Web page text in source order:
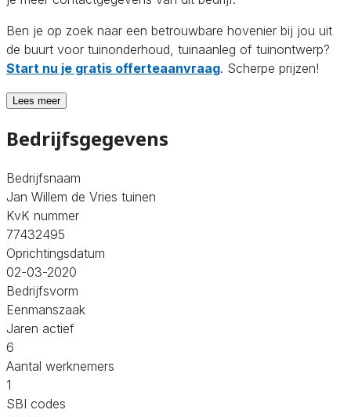
Ben je op zoek naar een betrouwbare hovenier bij jou uit
de buurt voor tuinonderhoud, tuinaanleg of tuinontwerp?
Start nu je gratis offerteaanvraag. Scherpe prijzen!
Lees meer
Bedrijfsgegevens
Bedrijfsnaam
Jan Willem de Vries tuinen
KvK nummer
77432495
Oprichtingsdatum
02-03-2020
Bedrijfsvorm
Eenmanszaak
Jaren actief
6
Aantal werknemers
1
SBI codes